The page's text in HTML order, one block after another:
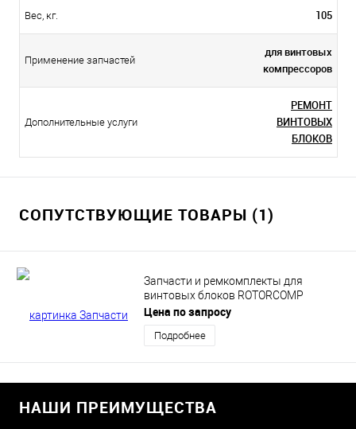
Вес, кг. 105
Применение запчастей
для винтовых
компрессоров
Дополнительные услуги
РЕМОНТ
ВИНТОВЫХ
БЛОКОВ
СОПУТСТВУЮЩИЕ ТОВАРЫ (1)
Запчасти и ремкомплекты для
винтовых блоков ROTORCOMP
Цена по запросу
Подробнее
НАШИ ПРЕИМУЩЕСТВА